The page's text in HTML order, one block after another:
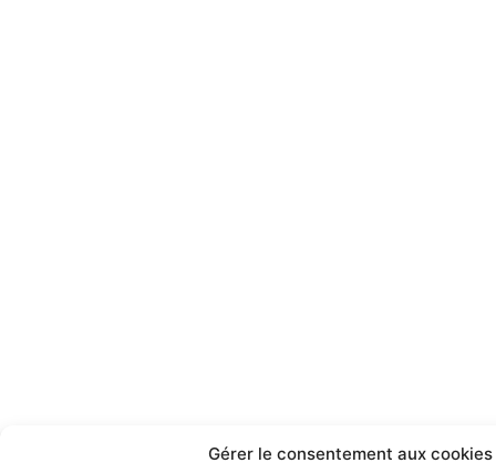
Gérer le consentement aux cookies